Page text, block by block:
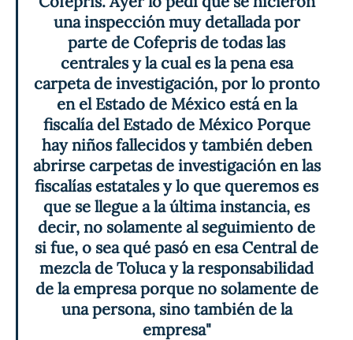
una inspección muy detallada por
parte de Cofepris de todas las
centrales y la cual es la pena esa
carpeta de investigación, por lo pronto
en el Estado de México está en la
fiscalía del Estado de México Porque
hay niños fallecidos y también deben
abrirse carpetas de investigación en las
fiscalías estatales y lo que queremos es
que se llegue a la última instancia, es
decir, no solamente al seguimiento de
si fue, o sea qué pasó en esa Central de
mezcla de Toluca y la responsabilidad
de la empresa porque no solamente de
una persona, sino también de la
empresa"